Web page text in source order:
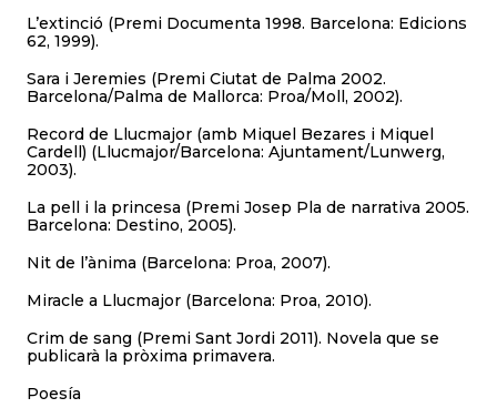
L’extinció (Premi Documenta 1998. Barcelona: Edicions
62, 1999).
Sara i Jeremies (Premi Ciutat de Palma 2002.
Barcelona/Palma de Mallorca: Proa/Moll, 2002).
Record de Llucmajor (amb Miquel Bezares i Miquel
Cardell) (Llucmajor/Barcelona: Ajuntament/Lunwerg,
2003).
La pell i la princesa (Premi Josep Pla de narrativa 2005.
Barcelona: Destino, 2005).
Nit de l’ànima (Barcelona: Proa, 2007).
Miracle a Llucmajor (Barcelona: Proa, 2010).
Crim de sang (Premi Sant Jordi 2011). Novela que se
publicarà la pròxima primavera.
Poesía